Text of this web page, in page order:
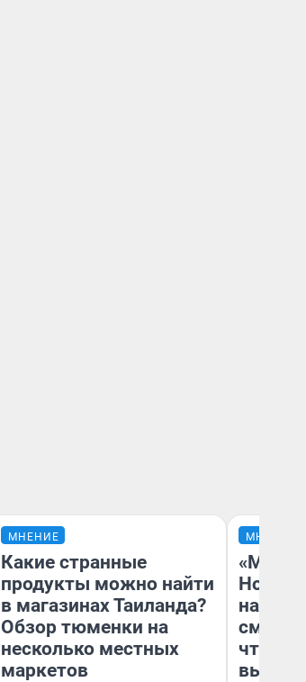
МНЕНИЕ
Какие странные
продукты можно найти
в магазинах Таиланда?
Обзор тюменки на
несколько местных
маркетов
МНЕНИЕ
«Мы
чтобы